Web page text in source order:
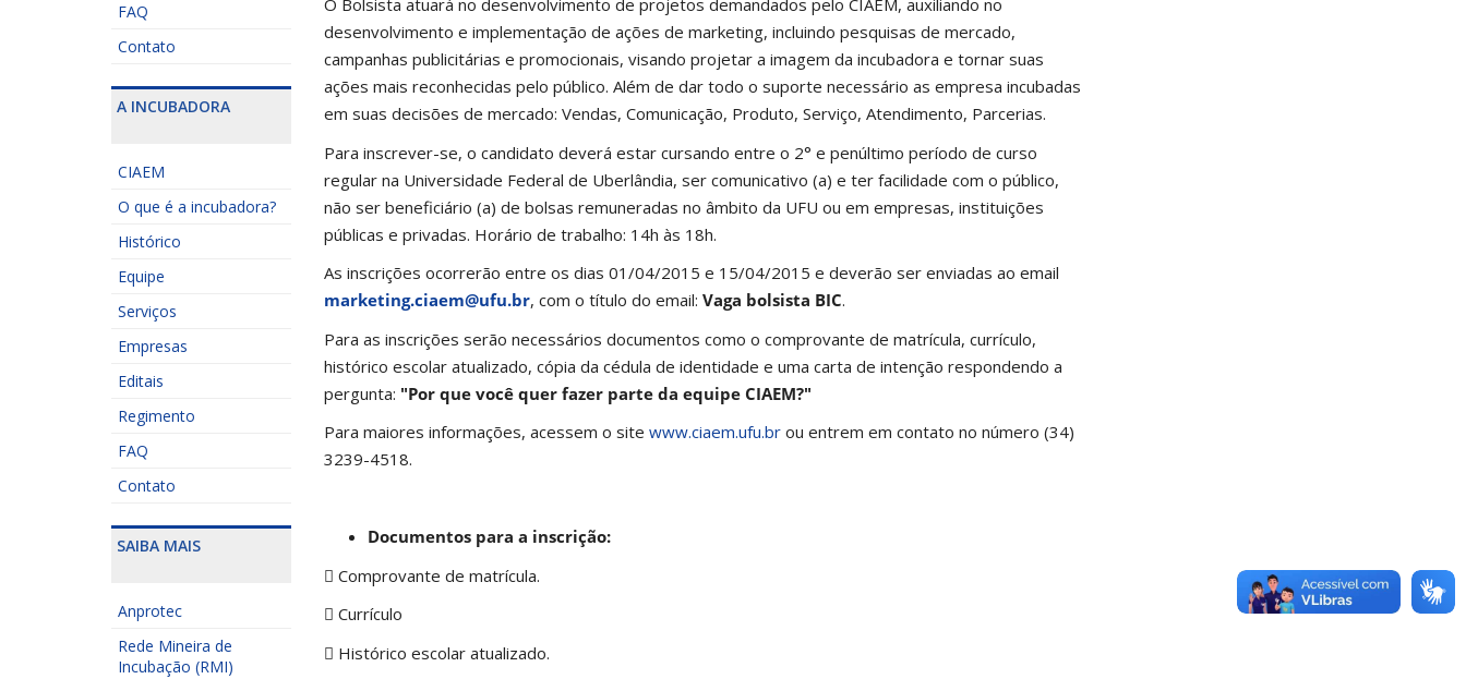
FAQ
Contato
A INCUBADORA
CIAEM
O que é a incubadora?
Histórico
Equipe
Serviços
Empresas
Editais
Regimento
FAQ
Contato
SAIBA MAIS
Anprotec
Rede Mineira de
Incubação (RMI)
O Bolsista atuará no desenvolvimento de projetos demandados pelo CIAEM, auxiliando no
desenvolvimento e implementação de ações de marketing, incluindo pesquisas de mercado,
campanhas publicitárias e promocionais, visando projetar a imagem da incubadora e tornar suas
ações mais reconhecidas pelo público. Além de dar todo o suporte necessário as empresa incubadas
em suas decisões de mercado: Vendas, Comunicação, Produto, Serviço, Atendimento, Parcerias.
Para inscrever-se, o candidato deverá estar cursando entre o 2° e penúltimo período de curso
regular na Universidade Federal de Uberlândia, ser comunicativo (a) e ter facilidade com o público,
não ser beneficiário (a) de bolsas remuneradas no âmbito da UFU ou em empresas, instituições
públicas e privadas. Horário de trabalho: 14h às 18h.
As inscrições ocorrerão entre os dias 01/04/2015 e 15/04/2015 e deverão ser enviadas ao email
marketing.ciaem@ufu.br, com o título do email: Vaga bolsista BIC.
Para as inscrições serão necessários documentos como o comprovante de matrícula, currículo,
histórico escolar atualizado, cópia da cédula de identidade e uma carta de intenção respondendo a
pergunta: "Por que você quer fazer parte da equipe CIAEM?"
Para maiores informações, acessem o site www.ciaem.ufu.br ou entrem em contato no número (34)
3239-4518.
Documentos para a inscrição:
 Comprovante de matrícula.
 Currículo
 Histórico escolar atualizado.